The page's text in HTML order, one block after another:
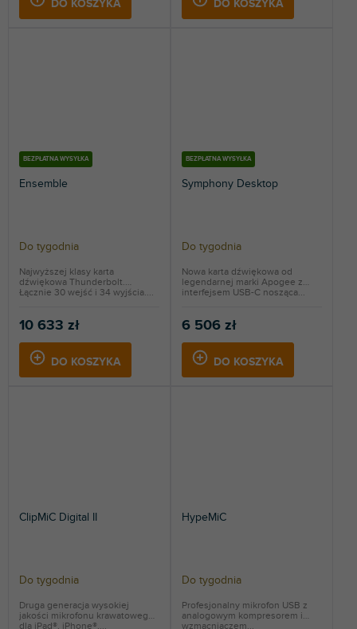
DO KOSZYKA DO KOSZYKA
BEZPŁATNA WYSYŁKA
Ensemble
Do tygodnia
10 633 zł
DO KOSZYKA
Najwyższej klasy karta
dźwiękowa Thunderbolt.
Łącznie 30 wejść i 34 wyjścia....
BEZPŁATNA WYSYŁKA
Symphony Desktop
Do tygodnia
6 506 zł
DO KOSZYKA
Nowa karta dźwiękowa od
legendarnej marki Apogee z
interfejsem USB-C nosząca...
ClipMiC Digital II
Do tygodnia
Druga generacja wysokiej
jakości mikrofonu krawatowego
dla iPad®, iPhone®,...
HypeMiC
Do tygodnia
Profesjonalny mikrofon USB z
analogowym kompresorem i
wzmacniaczem...